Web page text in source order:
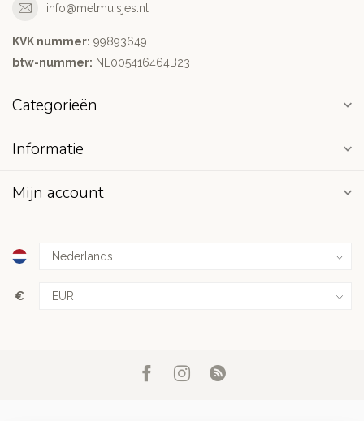
info@metmuisjes.nl
KVK nummer: 99893649
btw-nummer: NL005416464B23
Categorieën
Informatie
Mijn account
€